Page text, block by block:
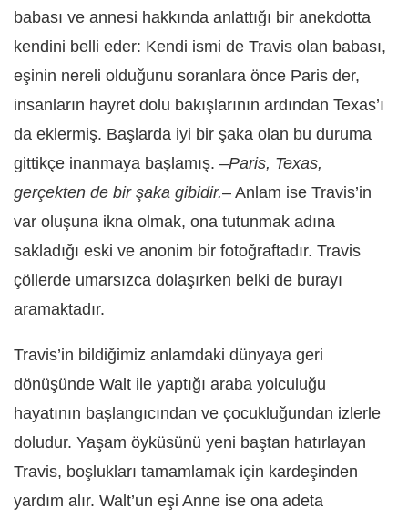
babası ve annesi hakkında anlattığı bir anekdotta
kendini belli eder: Kendi ismi de Travis olan babası,
eşinin nereli olduğunu soranlara önce Paris der,
insanların hayret dolu bakışlarının ardından Texas’ı
da eklermiş. Başlarda iyi bir şaka olan bu duruma
gittikçe inanmaya başlamış. –Paris, Texas,
gerçekten de bir şaka gibidir.– Anlam ise Travis’in
var oluşuna ikna olmak, ona tutunmak adına
sakladığı eski ve anonim bir fotoğraftadır. Travis
çöllerde umarsızca dolaşırken belki de burayı
aramaktadır.
Travis’in bildiğimiz anlamdaki dünyaya geri
dönüşünde Walt ile yaptığı araba yolculuğu
hayatının başlangıcından ve çocukluğundan izlerle
doludur. Yaşam öyküsünü yeni baştan hatırlayan
Travis, boşlukları tamamlamak için kardeşinden
yardım alır. Walt’un eşi Anne ise ona adeta